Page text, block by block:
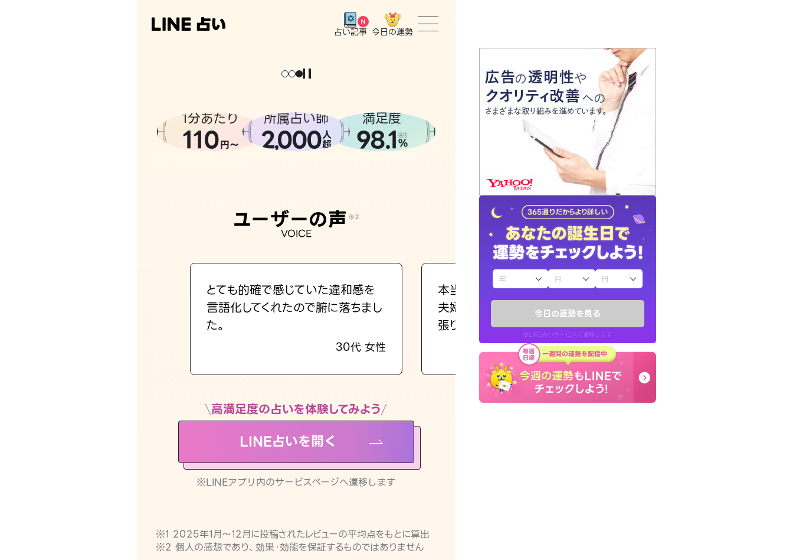
今日の運勢を見る
※LINE占いサービスに遷移します
占い記事 今日の運勢
トップ
ユーザーの声
占いの流れ
おすすめの占い師
よくある質問
えもじの子（占）12星座占い
お知らせ
1分あたり
110円〜
所属占い師
2,000人
超
満足度
98.1 ※1
%
ユーザーの声 ※2
VOICE
とても的確で感じていた違和感を
言語化してくれたので腑に落ちまし
た。
30代 女性
本当に相談してよかったです。今は
夫婦で乗り越える時期ですね。頑
張ります！
30代 女性
高満足度の占いを体験してみよう
LINE占いを開く
※LINEアプリ内のサービスページへ遷移します
※1 2025年1月〜12月に投稿されたレビューの平均点をもとに算出
※2 個人の感想であり、効果・効能を保証するものではありません